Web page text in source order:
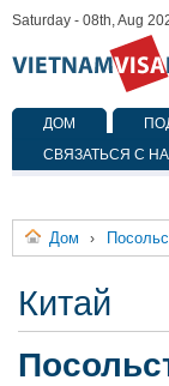
Saturday - 08th, Aug
ДОМ
СВЯЗАТЬСЯ С
Дом ›
Китай